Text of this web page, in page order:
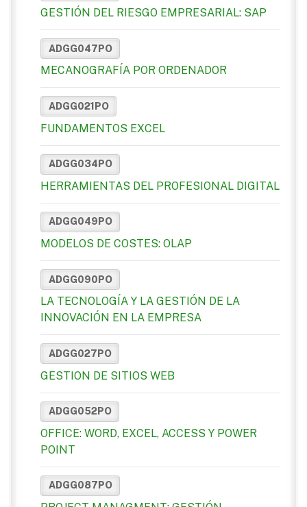
GESTIÓN DEL RIESGO EMPRESARIAL: SAP
ADGG047PO
MECANOGRAFÍA POR ORDENADOR
ADGG021PO
FUNDAMENTOS EXCEL
ADGG034PO
HERRAMIENTAS DEL PROFESIONAL DIGITAL
ADGG049PO
MODELOS DE COSTES: OLAP
ADGG090PO
LA TECNOLOGÍA Y LA GESTIÓN DE LA
INNOVACIÓN EN LA EMPRESA
ADGG027PO
GESTION DE SITIOS WEB
ADGG052PO
OFFICE: WORD, EXCEL, ACCESS Y POWER
POINT
ADGG087PO